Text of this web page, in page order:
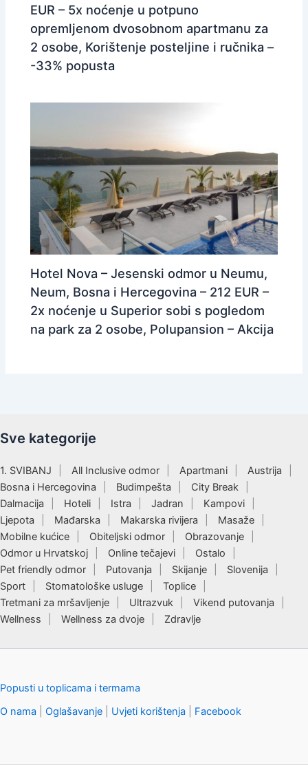
EUR – 5x noćenje u potpuno
opremljenom dvosobnom apartmanu za
2 osobe, Korištenje posteljine i ručnika –
-33% popusta
Hotel Nova – Jesenski odmor u Neumu,
Neum, Bosna i Hercegovina – 212 EUR –
2x noćenje u Superior sobi s pogledom
na park za 2 osobe, Polupansion – Akcija
Sve kategorije
1. SVIBANJ All Inclusive odmor Apartmani
Austrija
Bosna i Hercegovina
Budimpešta
City Break
Dalmacija
Hoteli Istra Jadran
Kampovi
Ljepota
Mađarska Makarska rivijera
Masaže
Mobilne kućice
Obiteljski odmor
Obrazovanje
Odmor u Hrvatskoj
Online tečajevi
Ostalo
Pet friendly odmor
Putovanja Skijanje
Slovenija
Sport
Stomatološke usluge
Toplice
Tretmani za mršavljenje
Ultrazvuk
Vikend putovanja
Wellness
Wellness za dvoje Zdravlje
Popusti u toplicama i termama
O nama
Oglašavanje Uvjeti korištenja Facebook